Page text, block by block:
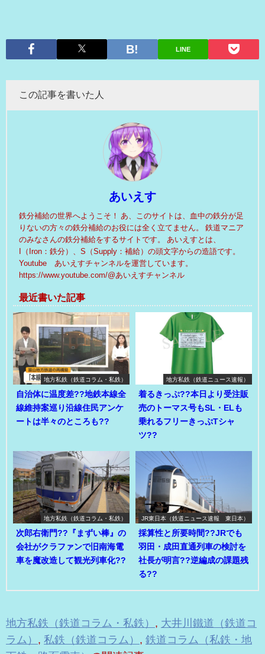
LINE
この記事を書いた人
あいえす
鉄分補給の世界へようこそ！ あ、このサイトは、血中の鉄分が足
りないの方々の鉄分補給のお役には全く立てません。 鉄道マニア
のみなさんの鉄分補給をするサイトです。 あいえすとは、
I（Iron：鉄分）、S（Supply：補給）の頭文字からの造語です。
Youtube あいえすチャンネルを運営しています。
https://www.youtube.com/@あいえすチャンネル
最近書いた記事
地方私鉄（鉄道コラム・私鉄）
自治体に温度差??地鉄本線全
線維持案巡り沿線住民アンケ
ートは半々のところも??
地方私鉄（鉄道ニュース速報）
着るきっぷ??本日より受注販
売のトーマス号もSL・ELも
乗れるフリーきっぷTシャ
ツ??
地方私鉄（鉄道コラム・私鉄）
次郎右衛門??『まずい棒』の
会社がクラファンで旧南海電
車を魔改造して観光列車化??
JR東日本（鉄道ニュース速報 東日本）
採算性と所要時間??JRでも
羽田・成田直通列車の検討を
社長が明言??逆編成の課題残
る??
地方私鉄（鉄道コラム・私鉄）
大井川鐵道（鉄道コ
ラム）
私鉄（鉄道コラム）
鉄道コラム（私鉄・地